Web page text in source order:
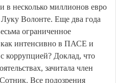
в несколько миллионов евро
Волонте. Еще два года
ограниченное
как интенсивно в ПАСЕ и
коррупцией? Доклад, что
зачитала член
Все подозрения